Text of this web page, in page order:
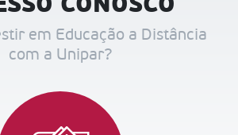
em Educação a Distância
com a Unipar?